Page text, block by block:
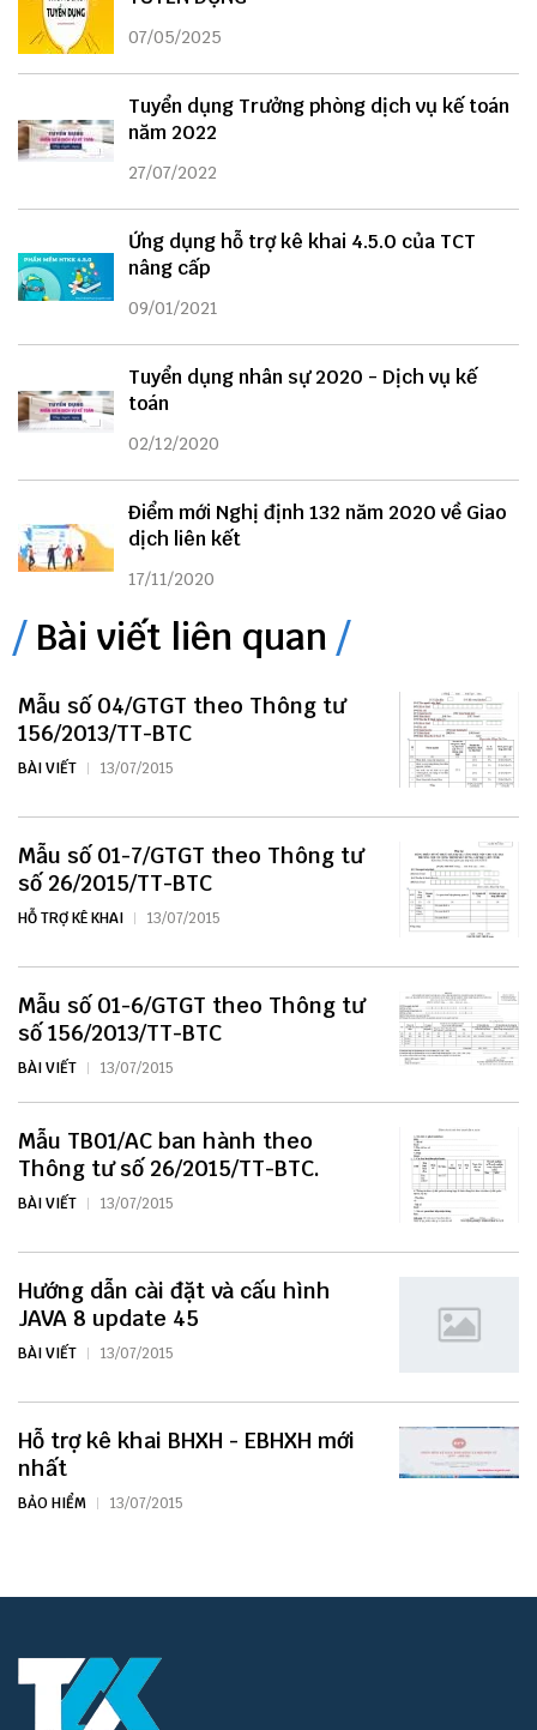
07/05/2025
Tuyển dụng Trưởng phòng dịch vụ kế toán
năm 2022
27/07/2022
Ứng dụng hỗ trợ kê khai 4.5.0 của TCT
nâng cấp
09/01/2021
Tuyển dụng nhân sự 2020 - Dịch vụ kế
toán
02/12/2020
Điểm mới Nghị định 132 năm 2020 về Giao
dịch liên kết
17/11/2020
Bài viết liên quan
Mẫu số 04/GTGT theo Thông tư
156/2013/TT-BTC
BÀI VIẾT 13/07/2015
Mẫu số 01-7/GTGT theo Thông tư
số 26/2015/TT-BTC
HỖ TRỢ KÊ KHAI 13/07/2015
Mẫu số 01-6/GTGT theo Thông tư
số 156/2013/TT-BTC
BÀI VIẾT 13/07/2015
Mẫu TB01/AC ban hành theo
Thông tư số 26/2015/TT-BTC.
BÀI VIẾT 13/07/2015
Hướng dẫn cài đặt và cấu hình
JAVA 8 update 45
BÀI VIẾT 13/07/2015
Hỗ trợ kê khai BHXH - EBHXH mới
nhất
BẢO HIỂM 13/07/2015